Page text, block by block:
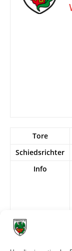
Tore
Schiedsrichter
Info